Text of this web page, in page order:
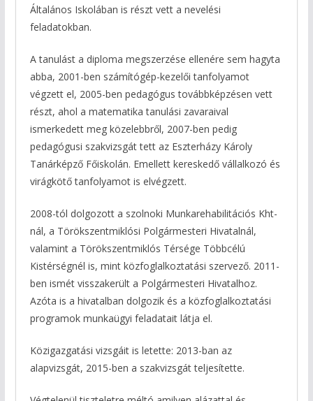
Általános Iskolában is részt vett a nevelési
feladatokban.
A tanulást a diploma megszerzése ellenére sem hagyta
abba, 2001-ben számítógép-kezelői tanfolyamot
végzett el, 2005-ben pedagógus továbbképzésen vett
részt, ahol a matematika tanulási zavaraival
ismerkedett meg közelebbről, 2007-ben pedig
pedagógusi szakvizsgát tett az Eszterházy Károly
Tanárképző Főiskolán. Emellett kereskedő vállalkozó és
virágkötő tanfolyamot is elvégzett.
2008-tól dolgozott a szolnoki Munkarehabilitációs Kht-
nál, a Törökszentmiklósi Polgármesteri Hivatalnál,
valamint a Törökszentmiklós Térsége Többcélú
Kistérségnél is, mint közfoglalkoztatási szervező. 2011-
ben ismét visszakerült a Polgármesteri Hivatalhoz.
Azóta is a hivatalban dolgozik és a közfoglalkoztatási
programok munkaügyi feladatait látja el.
Közigazgatási vizsgáit is letette: 2013-ban az
alapvizsgát, 2015-ben a szakvizsgát teljesítette.